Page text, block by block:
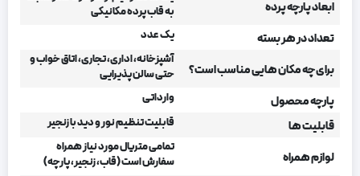
ابعاد پارچه پرده
به قاب پرده مکانیکی
تعداد در هر بسته یک عدد
برای چه مکان هایی مناسب است؟
آشپزخانه، اداری، تجاری، اتاق خواب و
حتی سالن پذیرایی
پارچه محصول وارداتی
قابلیت ها قابلیت تنظیم نور و دید با زنجیر
لوازم همراه
تمامی متریال مورد نیاز همراه
سفارش است (قاب، زنجیر، پارچه)